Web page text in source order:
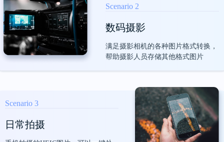
Scenario 2
数码摄影
满足摄影相机的各种图片格式转换，
帮助摄影人员存储其他格式图片
Scenario 3
日常拍摄
惊奇脆片
这软件也太好用了，以前每天都要花大量时
间整理文档，费时又费力，现在有了金舟批
量重命名，一键命名，智能排序，工作瞬间